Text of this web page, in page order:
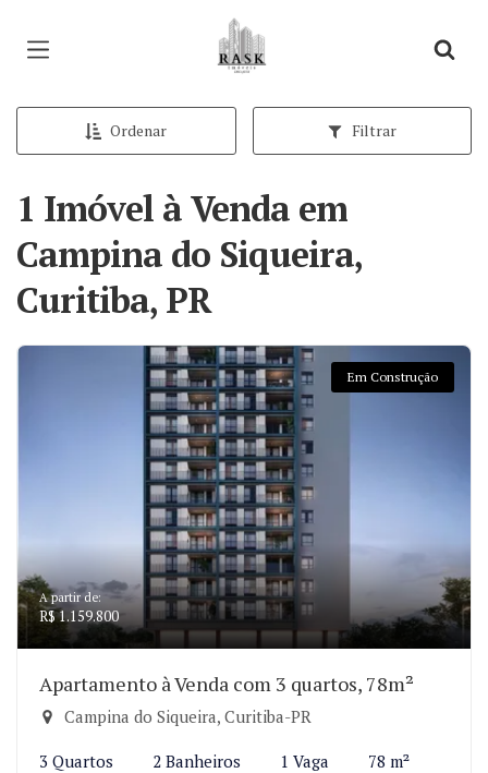
Página inicial
Ordenar Filtrar
1 Imóvel à Venda em
Campina do Siqueira,
Curitiba, PR
Em Construção
A partir de:
R$ 1.159.800
Apartamento à Venda com 3 quartos, 78m²
Campina do Siqueira, Curitiba-PR
3 Quartos 2 Banheiros 1 Vaga 78 m²